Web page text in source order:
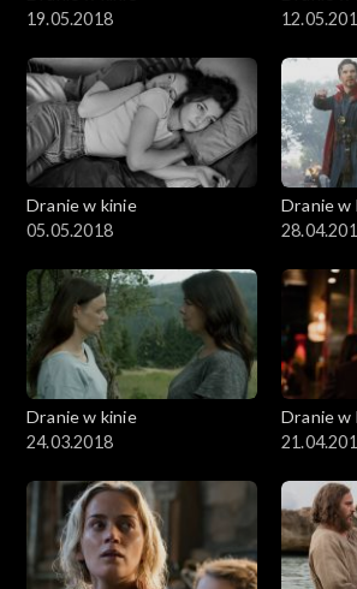
19.05.2018
Dranie w kinie
05.05.2018
Dranie w
Dranie w kinie
24.03.2018
Dranie w